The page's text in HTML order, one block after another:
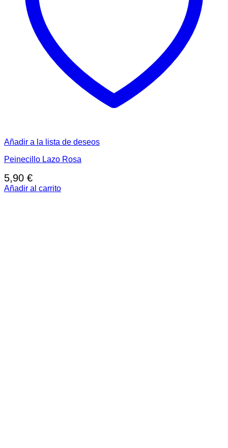
Añadir a la lista de deseos
Peinecillo Lazo Rosa
5,90 €
Añadir al carrito